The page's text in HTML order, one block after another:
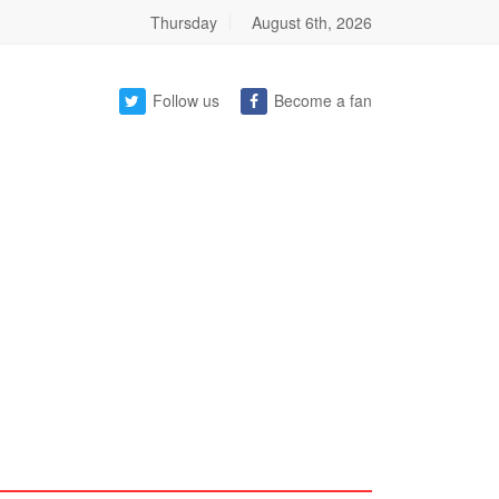
Thursday August 6th, 2026
Follow us Become a fan